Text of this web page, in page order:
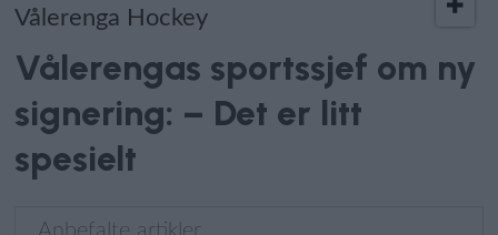
Vålerenga Hockey
Vålerengas sportssjef om ny
signering: – Det er litt
spesielt